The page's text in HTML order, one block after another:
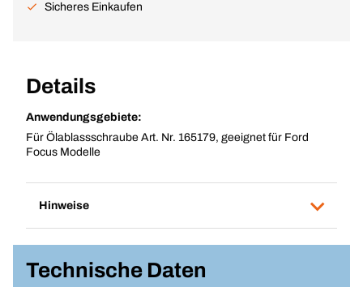
Sicheres Einkaufen
Details
Anwendungsgebiete:
Für Ölablassschraube Art. Nr. 165179, geeignet für Ford
Focus Modelle
Hinweise
Technische Daten